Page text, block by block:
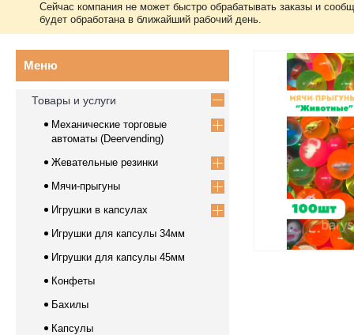
Сейчас компания не может быстро обрабатывать заказы и
будет обработана в ближайший рабочий день.
Товары и услуги
Механические торговые
автоматы (Deervending)
Жевательные резинки
Мячи-прыгуны
Игрушки в капсулах
Игрушки для капсулы 34мм
Игрушки для капсулы 45мм
Конфеты
Бахилы
Капсулы